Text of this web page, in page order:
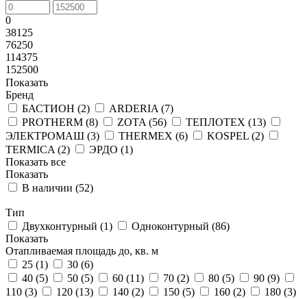
0
38125
76250
114375
152500
Показать
Бренд
БАСТИОН (2) ARDERIA (7)
PROTHERM (8) ZOTA (56) ТЕПЛОТЕХ (13)
ЭЛЕКТРОМАШ (3) THERMEX (6) KOSPEL (2)
TERMICA (2) ЭРДО (1)
Показать все
Показать
В наличии (52)
Тип
Двухконтурный (1) Одноконтурный (86)
Показать
Отапливаемая площадь до, кв. м
25 (1) 30 (6)
40 (5) 50 (5) 60 (11) 70 (2) 80 (5) 90 (9)
110 (3) 120 (13) 140 (2) 150 (5) 160 (2) 180 (3)